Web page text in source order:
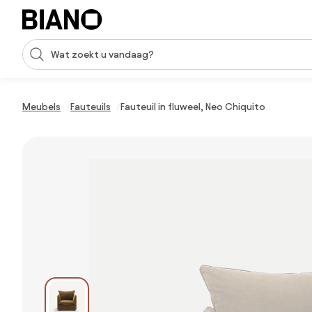
Navigatie overslaan, naar inhoud springen
Zoekopdracht invoeren
Meubels Fauteuils Fauteuil in fluweel, Neo Chiquito